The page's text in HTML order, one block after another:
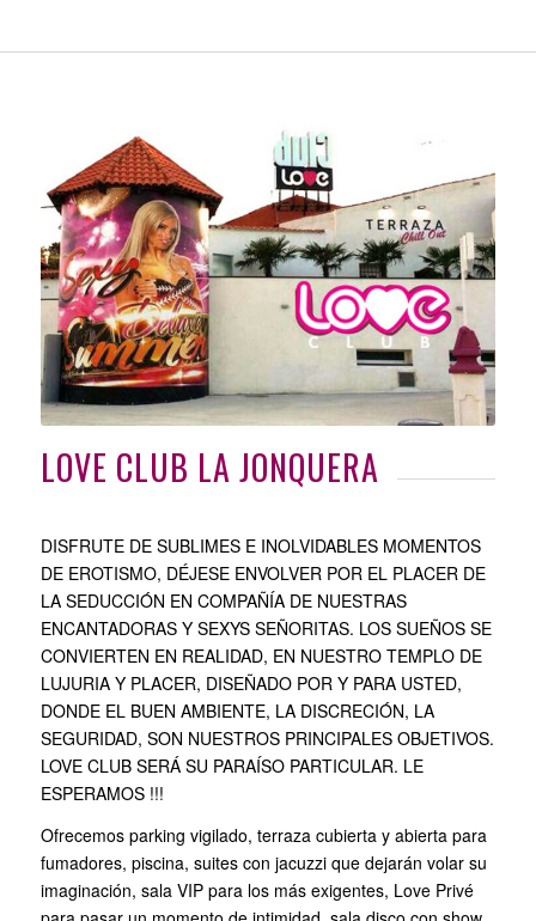
LOVE CLUB LA JONQUERA
DISFRUTE DE SUBLIMES E INOLVIDABLES MOMENTOS
DE EROTISMO, DÉJESE ENVOLVER POR EL PLACER DE
LA SEDUCCIÓN EN COMPAÑÍA DE NUESTRAS
ENCANTADORAS Y SEXYS SEÑORITAS. LOS SUEÑOS SE
CONVIERTEN EN REALIDAD, EN NUESTRO TEMPLO DE
LUJURIA Y PLACER, DISEÑADO POR Y PARA USTED,
DONDE EL BUEN AMBIENTE, LA DISCRECIÓN, LA
SEGURIDAD, SON NUESTROS PRINCIPALES OBJETIVOS.
LOVE CLUB SERÁ SU PARAÍSO PARTICULAR. LE
ESPERAMOS !!!
Ofrecemos parking vigilado, terraza cubierta y abierta para
fumadores, piscina, suites con jacuzzi que dejarán volar su
imaginación, sala VIP para los más exigentes, Love Privé